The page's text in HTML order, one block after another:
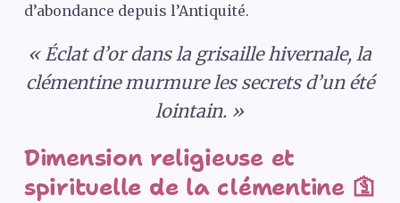
d’abondance depuis l’Antiquité.
« Éclat d’or dans la grisaille hivernale, la
clémentine murmure les secrets d’un été
lointain. »
Dimension religieuse et
spirituelle de la clémentine 🛐